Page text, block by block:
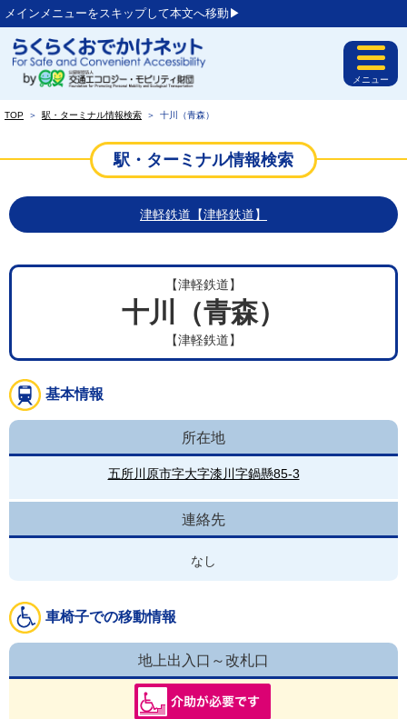
メインメニューをスキップして本文へ移動▶︎
メニュー
TOP ＞ 駅・ターミナル情報検索 ＞ 十川（青森）
駅・ターミナル情報検索
津軽鉄道【津軽鉄道】
【津軽鉄道】
十川（青森）
【津軽鉄道】
基本情報
所在地
五所川原市字大字漆川字鍋懸85-3
連絡先
なし
車椅子での移動情報
地上出入口～改札口